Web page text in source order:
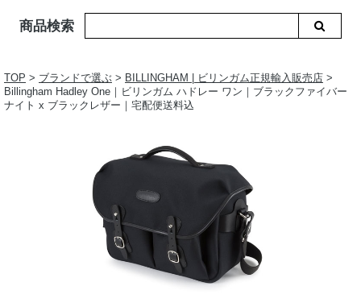
商品検索
TOP > ブランドで選ぶ > BILLINGHAM | ビリンガム正規輸入販売店 >
Billingham Hadley One｜ビリンガム ハドレー ワン｜ブラックファイバー
ナイト x ブラックレザー｜宅配便送料込